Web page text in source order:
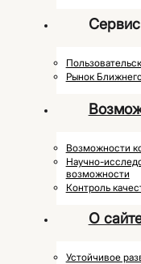
Сервис
Рынок
Возможности
Научно-
возможности
Контроль
О
Устойчивое